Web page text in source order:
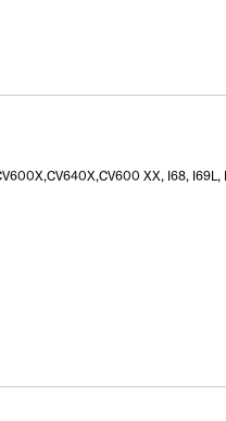
XX, I68, I69L,